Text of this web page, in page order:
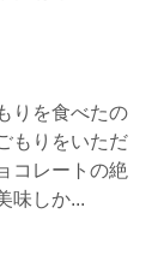
りを食べたの
もりをいただ
コレートの絶
味しか...